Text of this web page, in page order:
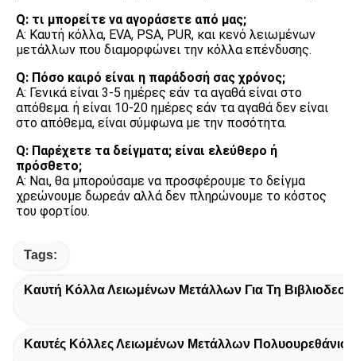
Q: τι μπορείτε να αγοράσετε από μας;
Α: Καυτή κόλλα, EVA, PSA, PUR, και κενό λειωμένων
μετάλλων που διαμορφώνει την κόλλα επένδυσης.
Q: Πόσο καιρό είναι η παράδοσή σας χρόνος;
Α: Γενικά είναι 3-5 ημέρες εάν τα αγαθά είναι στο
απόθεμα. ή είναι 10-20 ημέρες εάν τα αγαθά δεν είναι
στο απόθεμα, είναι σύμφωνα με την ποσότητα.
Q: Παρέχετε τα δείγματα; είναι ελεύθερο ή
πρόσθετο;
Α: Ναι, θα μπορούσαμε να προσφέρουμε το δείγμα
χρεώνουμε δωρεάν αλλά δεν πληρώνουμε το κόστος
του φορτίου.
Tags:
Καυτή Κόλλα Λειωμένων Μετάλλων Για Τη
Καυτές Κόλλες Λειωμένων Μετάλλων